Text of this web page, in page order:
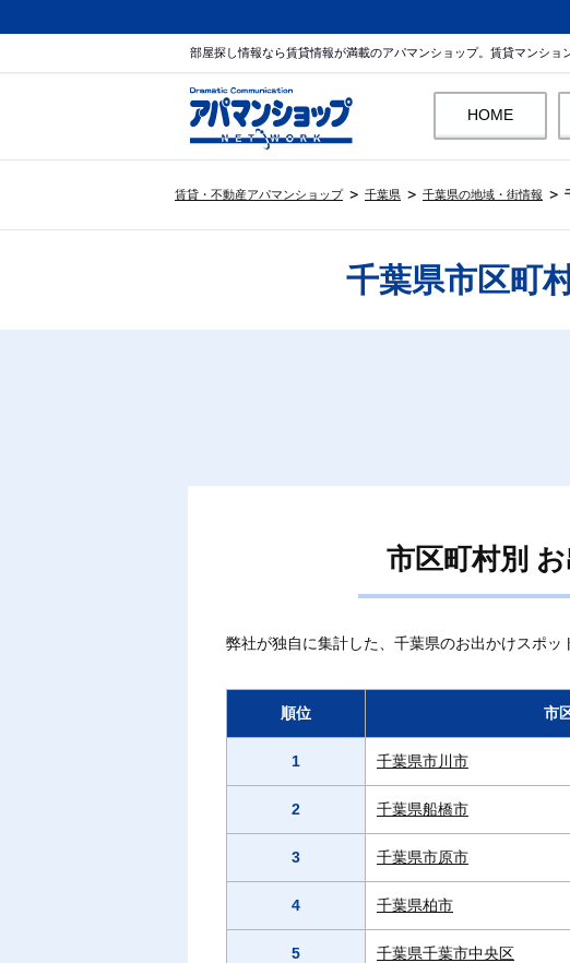
部屋探し情報なら賃貸情報が満載のアパマンショップ。賃貸マンショ
HOME
賃貸・不動産アパマンショップ 千葉県 千葉県の地域・街情報
千葉県市区町
市区町村別
弊社が独自に集計した、千葉県のお出かけスポッ
順位 市
1 千葉県市川市
2 千葉県船橋市
3 千葉県市原市
4 千葉県柏市
5 千葉県千葉市中央区